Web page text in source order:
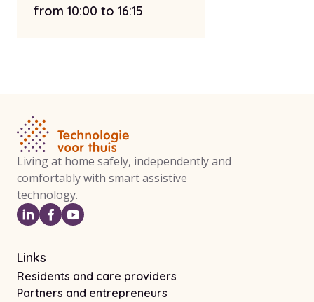
from 10:00 to 16:15
Living at home safely, independently and
comfortably with smart assistive
technology.
Links
Residents and care providers
Partners and entrepreneurs